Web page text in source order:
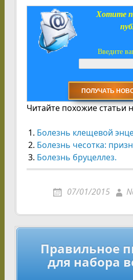
Хотите
Введите
Читайте похожие статьи
Болезнь клещевой
Болезнь чесотка:
Болезнь бруцеллез.
07/01/2015
Навигация
записям
Правильное
для набора